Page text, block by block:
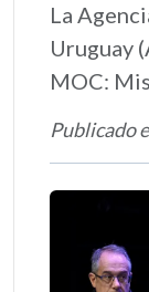
La
Uruguay
MOC:
Publicado